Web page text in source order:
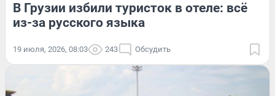
В Грузии избили туристок в отеле: всё
из-за русского языка
19 июля, 2026, 08:03 243 Обсудить